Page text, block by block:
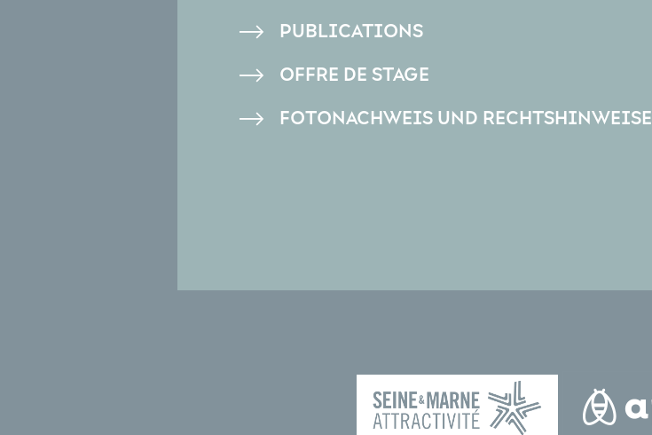
PUBLICATIONS
OFFRE DE STAGE
FOTONACHWEIS UND RECHTSHINWEISE